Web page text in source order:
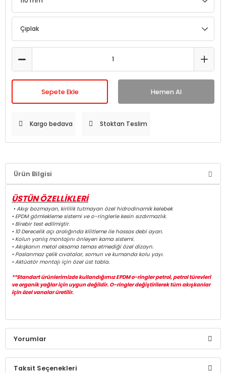
Sepete Ekle Hemen Al
Kargo bedava Stoktan Teslim
Ürün Bilgisi
ÜSTÜN ÖZELLİKLERİ
• Akışı bozmayan, kirlilik tutmayan özel hidrodinamik kelebek
• EPDM gömlekleme sistemi ve o-ringlerle kesin sızdırmazlık.
• Birebir test edilmiştir.
• 10 Derecelik açı aralığında kilitleme ile hassas debi ayarı.
• Kolun yanlış montajını önleyen kama sistemi.
• Akışkanın metal aksama temas etmediği özel dizayn.
• Paslanmaz çelik cıvatalar, somun ve kumanda kolu yayı.
• Aktüatör montajı için özel üst tabla.
**Standart ürünlerimizde kullandığımız EPDM o-ringler petrol, petrol türevleri
ve organik yağlar için uygun değildir. O-ringler değiştirilerek tüm akışkanlar
için özel vanalar üretilir.
Yorumlar
Taksit Seçenekleri